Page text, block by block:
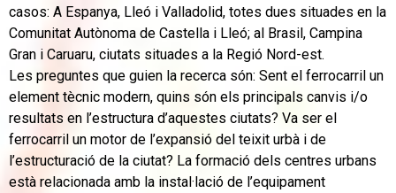
casos: A Espanya, Lleó i Valladolid, totes dues situades en la
Comunitat Autònoma de Castella i Lleó; al Brasil, Campina
Gran i Caruaru, ciutats situades a la Regió Nord-est.
Les preguntes que guien la recerca són: Sent el ferrocarril un
element tècnic modern, quins són els principals canvis i/o
resultats en l’estructura d’aquestes ciutats? Va ser el
ferrocarril un motor de l’expansió del teixit urbà i de
l’estructuració de la ciutat? La formació dels centres urbans
està relacionada amb la instal·lació de l’equipament